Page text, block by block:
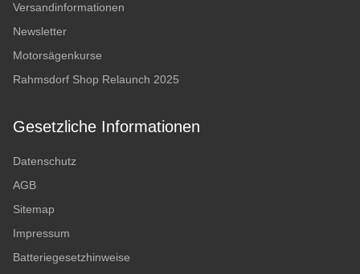
Versandinformationen
Newsletter
Motorsägenkurse
Rahmsdorf Shop Relaunch 2025
Gesetzliche Informationen
Datenschutz
AGB
Sitemap
Impressum
Batteriegesetzhinweise